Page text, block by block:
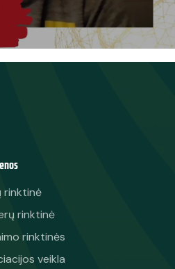
rinktinė
rinktinė
rinktinės
veikla